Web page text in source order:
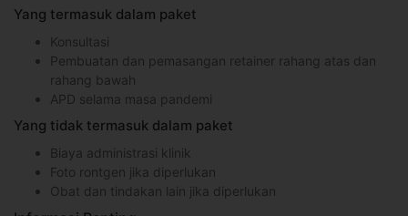
Yang termasuk dalam paket
Konsultasi
Pembuatan dan pemasangan retainer rahang atas dan
rahang bawah
APD selama masa pandemi
Yang tidak termasuk dalam paket
Biaya administrasi klinik
Foto rontgen jika diperlukan
Obat dan tindakan lain jika diperlukan